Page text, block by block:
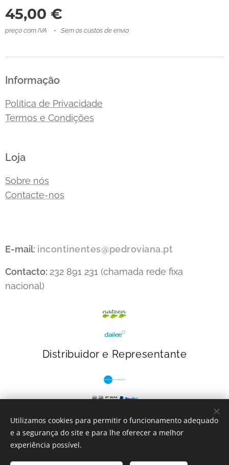
45,00 €
preço com IVA Sem os custos de envio
Informação
Política de Privacidade
Termos e Condições
Loja
Sobre nós
Contacte-nos
E-mail: incontinentes@pedroviana.pt
Contacto: 232 891 231 (chamada rede fixa
nacional)
Distribuidor e Representante
INcontinentes- 2023 Cookies
Utilizamos cookies para permitir o funcionamento adequado
e a segurança do site e para lhe oferecer a melhor
experiência possível.